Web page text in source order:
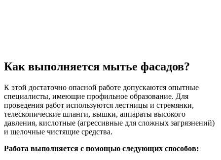
Как выполняется мытье фасадов?
К этой достаточно опасной работе допускаются опытные
специалисты, имеющие профильное образование. Для
проведения работ используются лестницы и стремянки,
телескопические шланги, вышки, аппараты высокого
давления, кислотные (агрессивные для сложных загрязнений)
и щелочные чистящие средства.
Работа выполняется с помощью следующих способов: